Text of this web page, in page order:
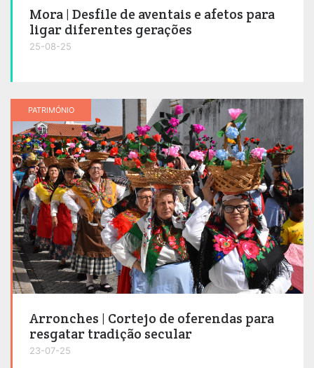
Mora | Desfile de aventais e afetos para
ligar diferentes gerações
25-08-25
PATRIMÓNIO
Arronches | Cortejo de oferendas para
resgatar tradição secular
23-07-25